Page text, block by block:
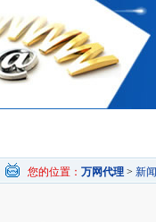
您的位置： 万网代理 > 新